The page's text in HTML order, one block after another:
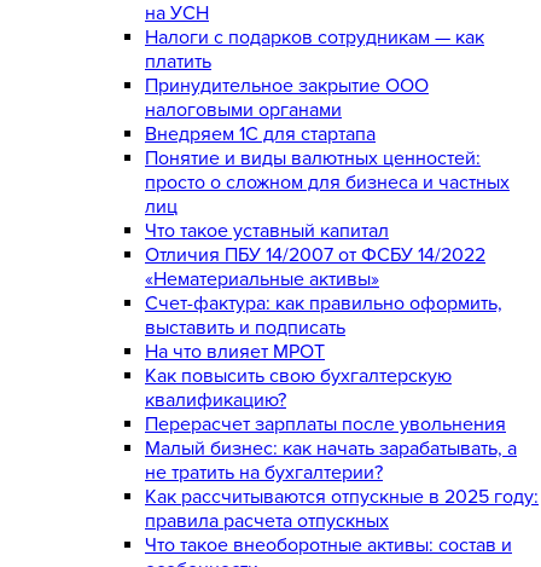
на УСН
Налоги с подарков сотрудникам — как
платить
Принудительное закрытие ООО
налоговыми органами
Внедряем 1С для стартапа
Понятие и виды валютных ценностей:
просто о сложном для бизнеса и частных
лиц
Что такое уставный капитал
Отличия ПБУ 14/2007 от ФСБУ 14/2022
«Нематериальные активы»
Счет-фактура: как правильно оформить,
выставить и подписать
На что влияет МРОТ
Как повысить свою бухгалтерскую
квалификацию?
Перерасчет зарплаты после увольнения
Малый бизнес: как начать зарабатывать, а
не тратить на бухгалтерии?
Как рассчитываются отпускные в 2025 году:
правила расчета отпускных
Что такое внеоборотные активы: состав и